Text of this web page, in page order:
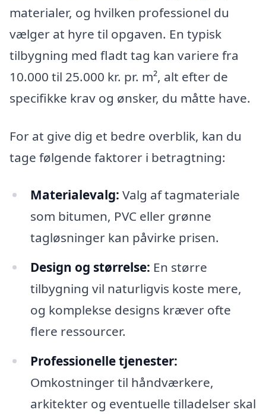
materialer, og hvilken professionel du
vælger at hyre til opgaven. En typisk
tilbygning med fladt tag kan variere fra
10.000 til 25.000 kr. pr. m², alt efter de
specifikke krav og ønsker, du måtte have.
For at give dig et bedre overblik, kan du
tage følgende faktorer i betragtning:
Materialevalg: Valg af tagmateriale
som bitumen, PVC eller grønne
tagløsninger kan påvirke prisen.
Design og størrelse: En større
tilbygning vil naturligvis koste mere,
og komplekse designs kræver ofte
flere ressourcer.
Professionelle tjenester:
Omkostninger til håndværkere,
arkitekter og eventuelle tilladelser skal